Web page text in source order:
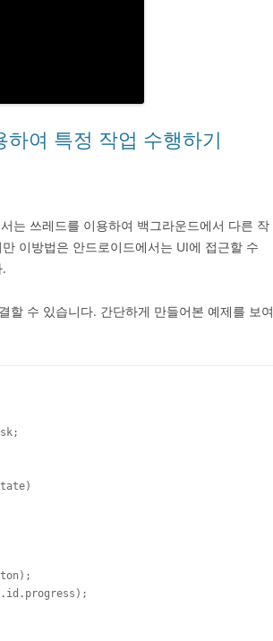
여 특정 작업 수행하기
는 쓰레드를 이용하여 백그라운드에서 다른 작
이방법은 안드로이드에서는 UI에 접근할 수
할 수 있습니다. 간단하게 만들어본 예제를 보여